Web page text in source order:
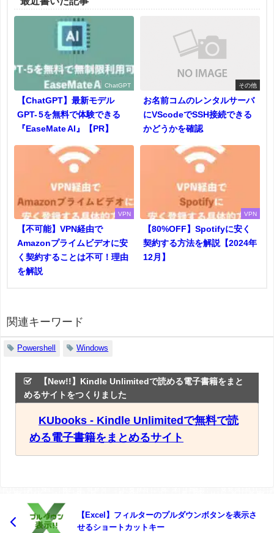
ChatGPT
【ChatGPT】最新モデル
GPT- 5を無料で体験できる
『EaseMate AI』【PR】
その他
お名前コムのレンタルサーバ
にVScodeでSSH接続できる
かどうかを確認
VPN
【不可能】VPN経由で
Amazonプライムビデオに安
く契約することは不可！理由
を解説
VPN
【80%OFF】Spotifyに安く
契約する方法を解説【2024年
12月】
関連キーワード
Powershell Windows
【New!!】Kindle Unlimitedで読める電子書籍をまと
めるサイトをつくりました
KUbooks - Kindle Unlimitedで無料で読
める電子書籍をまとめるサイト
【Excel】フィルターのプルダウンボタンを表示さ
せるショートカットキー